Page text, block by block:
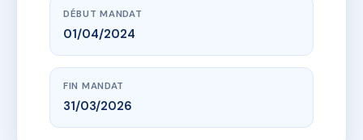
DÉBUT MANDAT
01/04/2024
FIN MANDAT
31/03/2026